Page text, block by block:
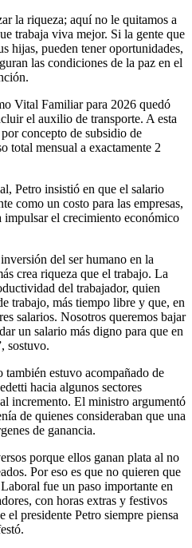
la riqueza; aquí no le quitamos a
trabaja viva mejor. Si la gente que
hijas, pueden tener oportunidades,
las condiciones de la paz en el
Vital Familiar para 2026 quedó
el auxilio de transporte. A esta
concepto de subsidio de
total mensual a exactamente 2
Petro insistió en que el salario
como un costo para las empresas,
impulsar el crecimiento económico
del ser humano en la
crea riqueza que el trabajo. La
del trabajador, quien
trabajo, más tiempo libre y que, en
salarios. Nosotros queremos bajar
un salario más digno para que en
sostuvo.
también estuvo acompañado de
hacia algunos sectores
incremento. El ministro argumentó
de quienes consideraban que una
de ganancia.
porque ellos ganan plata al no
Por eso es que no quieren que
fue un paso importante en
con horas extras y festivos
el presidente Petro siempre piensa